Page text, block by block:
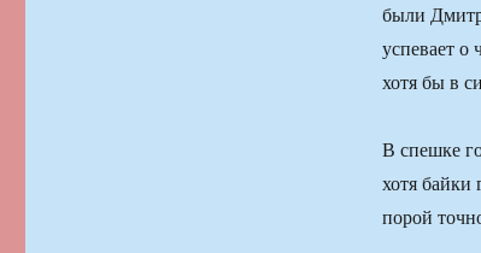
были
успевает о
хотя бы в
В спешке
хотя байки
порой